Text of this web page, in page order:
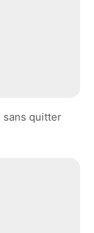
sans quitter